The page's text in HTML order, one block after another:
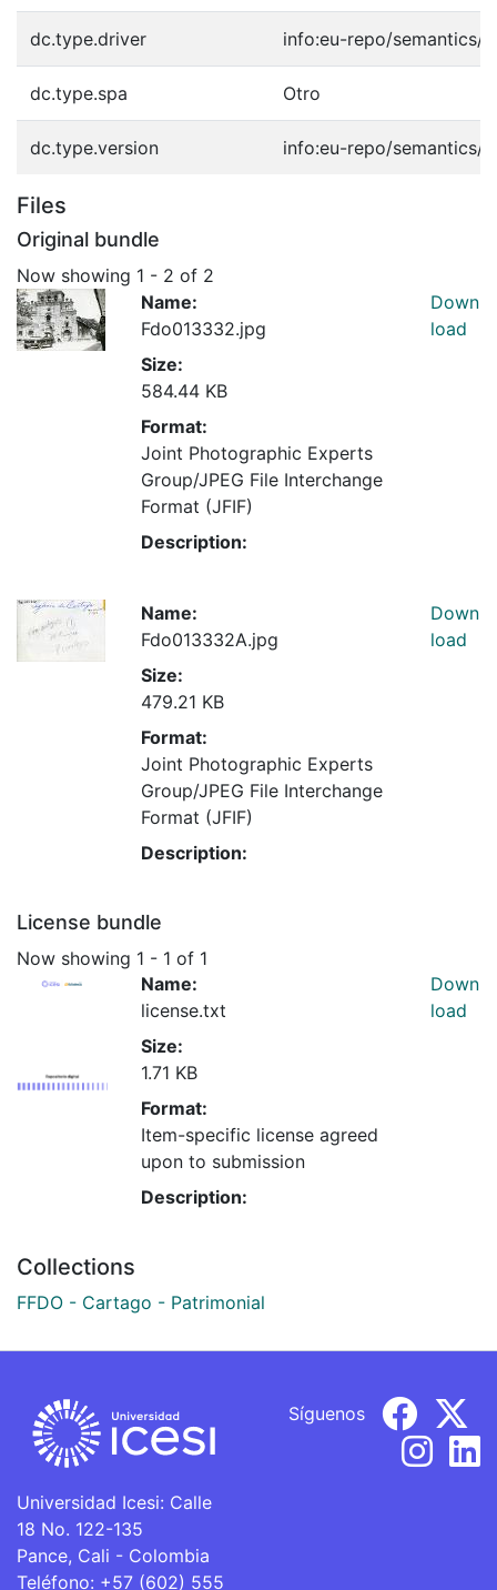
dc.type.driver info:eu-repo/semantics/
dc.type.spa Otro
dc.type.version info:eu-repo/semantics/
Files
Original bundle
Now showing 1 - 2 of 2
Name:
Fdo013332.jpg
Size:
584.44 KB
Format:
Joint Photographic Experts
Group/JPEG File Interchange
Format (JFIF)
Description:
Down
load
Name:
Fdo013332A.jpg
Size:
479.21 KB
Format:
Joint Photographic Experts
Group/JPEG File Interchange
Format (JFIF)
Description:
Down
load
License bundle
Now showing 1 - 1 of 1
Name:
license.txt
Size:
1.71 KB
Format:
Item-specific license agreed
upon to submission
Description:
Down
load
Collections
FFDO - Cartago - Patrimonial
Universidad Icesi: Calle
18 No. 122-135
Pance, Cali - Colombia
Teléfono: +57 (602) 555
Síguenos